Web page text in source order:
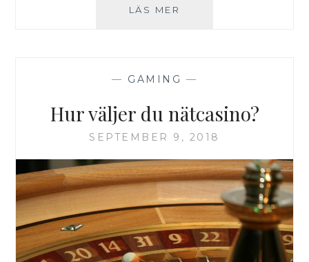
LÄS MER
— GAMING —
Hur väljer du nätcasino?
SEPTEMBER 9, 2018